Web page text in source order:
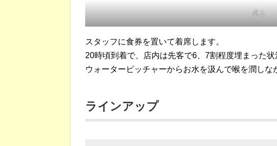
卓上
スタッフに食券を置いて着席します。
20時頃到着で、店内は先客で6、7割程度埋まった状
ウォーターピッチャーからお水を汲んで喉を潤しな
ラインアップ